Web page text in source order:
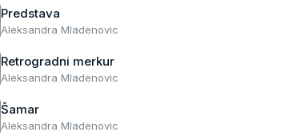
Predstava
Aleksandra Mladenovic
Retrogradni merkur
Aleksandra Mladenovic
Šamar
Aleksandra Mladenovic